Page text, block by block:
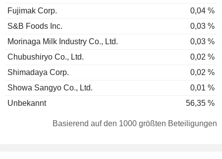
Fujimak Corp.
0,04 %
S&B Foods Inc.
0,03 %
Morinaga Milk Industry Co., Ltd.
0,03 %
Chubushiryo Co., Ltd.
0,02 %
Shimadaya Corp.
0,02 %
Showa Sangyo Co., Ltd.
0,01 %
Unbekannt
56,35 %
Basierend auf den 1000 größten Beteiligungen